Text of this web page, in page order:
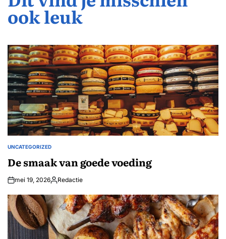
ook leuk
GEPLAATST
UNCATEGORIZED
De smaak van goede voeding
mei 19, 2026Geplaatst
Redactie